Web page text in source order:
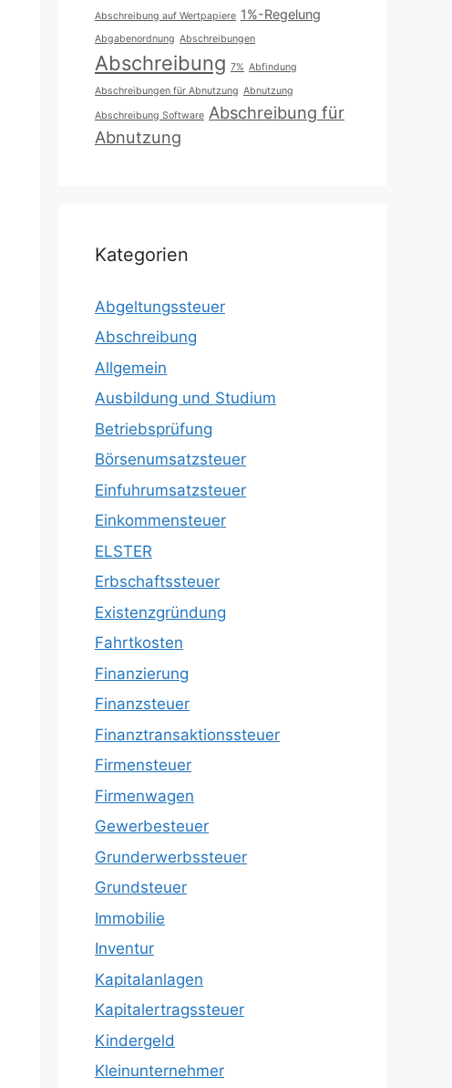
Abschreibung auf Wertpapiere 1%-Regelung
Abgabenordnung Abschreibungen
Abschreibung 7% Abfindung
Abschreibungen für Abnutzung Abnutzung
Abschreibung Software Abschreibung für
Abnutzung
Kategorien
Abgeltungssteuer
Abschreibung
Allgemein
Ausbildung und Studium
Betriebsprüfung
Börsenumsatzsteuer
Einfuhrumsatzsteuer
Einkommensteuer
ELSTER
Erbschaftssteuer
Existenzgründung
Fahrtkosten
Finanzierung
Finanzsteuer
Finanztransaktionssteuer
Firmensteuer
Firmenwagen
Gewerbesteuer
Grunderwerbssteuer
Grundsteuer
Immobilie
Inventur
Kapitalanlagen
Kapitalertragssteuer
Kindergeld
Kleinunternehmer